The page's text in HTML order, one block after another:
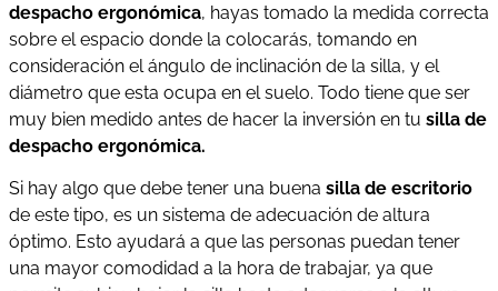
despacho ergonómica, hayas tomado la medida correcta
sobre el espacio donde la colocarás, tomando en
consideración el ángulo de inclinación de la silla, y el
diámetro que esta ocupa en el suelo. Todo tiene que ser
muy bien medido antes de hacer la inversión en tu silla de
despacho ergonómica.
Si hay algo que debe tener una buena silla de escritorio
de este tipo, es un sistema de adecuación de altura
óptimo. Esto ayudará a que las personas puedan tener
una mayor comodidad a la hora de trabajar, ya que